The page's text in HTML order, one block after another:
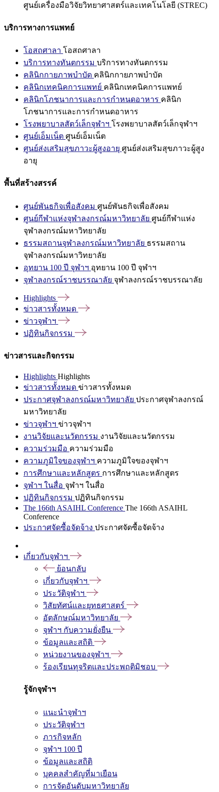
ศูนย์เครื่องมือวิจัยวิทยาศาสตร์และเทคโนโลยี (STREC)
บริการทางการแพทย์
โอสถศาลา โอสถศาลา
บริการทางทันตกรรม บริการทางทันตกรรม
คลินิกกายภาพบำบัด คลินิกกายภาพบำบัด
คลินิกเทคนิคการแพทย์ คลินิกเทคนิคการแพทย์
คลินิกโภชนาการและการกำหนดอาหาร คลินิก
โภชนาการและการกำหนดอาหาร
โรงพยาบาลสัตว์เล็กจุฬาฯ โรงพยาบาลสัตว์เล็กจุฬาฯ
ศูนย์เอ็มเน็ต ศูนย์เอ็มเน็ต
ศูนย์ส่งเสริมสุขภาวะผู้สูงอายุ ศูนย์ส่งเสริมสุขภาวะผู้สูง
อายุ
พื้นที่สร้างสรรค์
ศูนย์พันธกิจเพื่อสังคม ศูนย์พันธกิจเพื่อสังคม
ศูนย์กีฬาแห่งจุฬาลงกรณ์มหาวิทยาลัย ศูนย์กีฬาแห่ง
จุฬาลงกรณ์มหาวิทยาลัย
ธรรมสถานจุฬาลงกรณ์มหาวิทยาลัย ธรรมสถาน
จุฬาลงกรณ์มหาวิทยาลัย
อุทยาน 100 ปี จุฬาฯ อุทยาน 100 ปี จุฬาฯ
จุฬาลงกรณ์ราชบรรณาลัย จุฬาลงกรณ์ราชบรรณาลัย
Highlights
ข่าวสารทั้งหมด
ข่าวจุฬาฯ
ปฏิทินกิจกรรม
ข่าวสารและกิจกรรม
Highlights Highlights
ข่าวสารทั้งหมด ข่าวสารทั้งหมด
ประกาศจุฬาลงกรณ์มหาวิทยาลัย ประกาศจุฬาลงกรณ์
มหาวิทยาลัย
ข่าวจุฬาฯ ข่าวจุฬาฯ
งานวิจัยและนวัตกรรม งานวิจัยและนวัตกรรม
ความร่วมมือ ความร่วมมือ
ความภูมิใจของจุฬาฯ ความภูมิใจของจุฬาฯ
การศึกษาและหลักสูตร การศึกษาและหลักสูตร
จุฬาฯ ในสื่อ จุฬาฯ ในสื่อ
ปฏิทินกิจกรรม ปฏิทินกิจกรรม
The 166th ASAIHL Conference The 166th ASAIHL
Conference
ประกาศจัดซื้อจัดจ้าง ประกาศจัดซื้อจัดจ้าง
เกี่ยวกับจุฬาฯ
ย้อนกลับ
เกี่ยวกับจุฬาฯ
ประวัติจุฬาฯ
วิสัยทัศน์และยุทธศาสตร์
อัตลักษณ์มหาวิทยาลัย
จุฬาฯ กับความยั่งยืน
ข้อมูลและสถิติ
หน่วยงานของจุฬาฯ
ร้องเรียนทุจริตและประพฤติมิชอบ
รู้จักจุฬาฯ
แนะนำจุฬาฯ
ประวัติจุฬาฯ
ภารกิจหลัก
จุฬาฯ 100 ปี
ข้อมูลและสถิติ
บุคคลสำคัญที่มาเยือน
การจัดอันดับมหาวิทยาลัย